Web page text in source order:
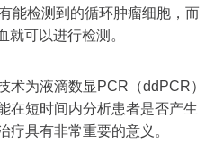
能检测到的循环肿瘤细胞，而
就可以进行检测。
术为液滴数显PCR（ddPCR）
在短时间内分析患者是否产生
疗具有非常重要的意义。